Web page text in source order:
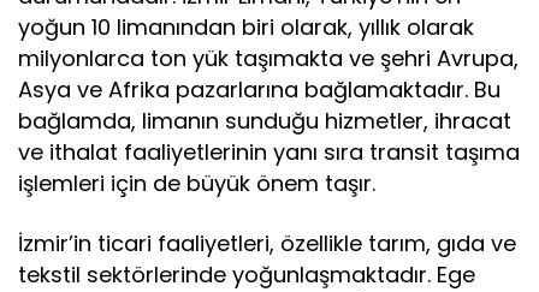
yoğun 10 limanından biri olarak, yıllık olarak
milyonlarca ton yük taşımakta ve şehri Avrupa,
Asya ve Afrika pazarlarına bağlamaktadır. Bu
bağlamda, limanın sunduğu hizmetler, ihracat
ve ithalat faaliyetlerinin yanı sıra transit taşıma
işlemleri için de büyük önem taşır.
İzmir’in ticari faaliyetleri, özellikle tarım, gıda ve
tekstil sektörlerinde yoğunlaşmaktadır. Ege